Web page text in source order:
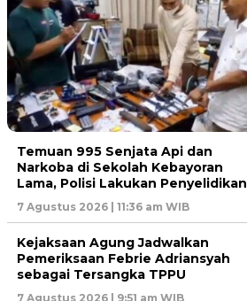
Temuan 995 Senjata Api dan
Narkoba di Sekolah Kebayoran
Lama, Polisi Lakukan Penyelidikan
7 Agustus 2026 | 11:36 am WIB
Kejaksaan Agung Jadwalkan
Pemeriksaan Febrie Adriansyah
sebagai Tersangka TPPU
7 Agustus 2026 | 9:51 am WIB